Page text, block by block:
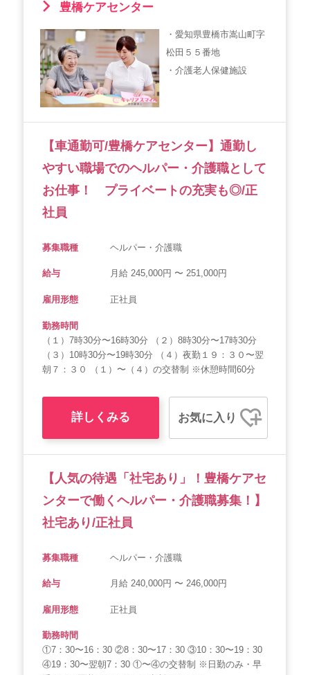
豊橋ケアセンター
・愛知県豊橋市嵩山町字
松田５５番地
・介護老人保健施設
【車通勤可/豊橋ケアセンター】通勤し
やすい職場でのヘルパー・介護職として
お仕事！ プライベートの充実も◎/正
社員
募集職種 ヘルパー・介護職
給与 月給 245,000円 〜 251,000円
雇用形態 正社員
勤務時間
（１）7時30分〜16時30分 （２）8時30分〜17時30分
（３）10時30分〜19時30分 （４）夜勤１９：３０〜翌
朝７：３０ （１）〜（４）の交替制 ※休憩時間60分
詳しくみる お気に入り
【人気の待遇「社宅あり」！豊橋ケアセ
ンターで働くヘルパー・介護職募集！】
社宅あり/正社員
募集職種 ヘルパー・介護職
給与 月給 240,000円 〜 246,000円
雇用形態 正社員
勤務時間
①7：30〜16：30 ②8：30〜17：30 ③10：30〜19：30
④19：30〜翌朝7：30 ①〜④の交替制 ※日勤のみ・早